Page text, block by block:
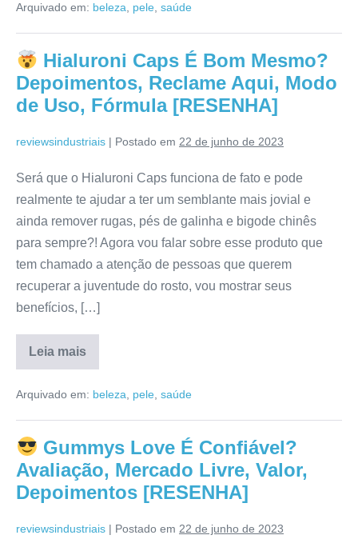
Bom?
Preço,
Usar,
Reclame
Aqui
[RESENHA]
Arquivado em: beleza pele saúde
Hialuroni Caps É Bom Mesmo?
Depoimentos, Reclame Aqui, Modo
de Uso, Fórmula [RESENHA]
reviewsindustriais | Postado em 22 de junho de 2023
Será que o Hialuroni Caps funciona de fato e pode
realmente te ajudar a ter um semblante mais jovial e
ainda remover rugas, pés de galinha e bigode chinês
para sempre?! Agora vou falar sobre esse produto que
tem chamado a atenção de pessoas que querem
recuperar a juventude do rosto, vou mostrar seus
benefícios, […]
Leia mais
Hialuroni
É
Mesmo?
Reclame
Aqui,
Modo
de
Uso,
[RESENHA]
Arquivado em: beleza pele saúde
Gummys Love É Confiável?
Avaliação, Mercado Livre, Valor,
Depoimentos [RESENHA]
reviewsindustriais | Postado em 22 de junho de 2023